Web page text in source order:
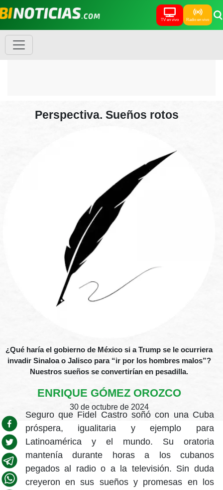
TV en vivo Radio en vivo
Perspectiva. Sueños rotos
¿Qué haría el gobierno de México si a Trump se le ocurriera
invadir Sinaloa o Jalisco para “ir por los hombres malos”?
Nuestros sueños se convertirían en pesadilla.
ENRIQUE GÓMEZ OROZCO
30 de octubre de 2024
Seguro que Fidel Castro soñó con una Cuba
próspera, igualitaria y ejemplo para
Latinoamérica y el mundo. Su oratoria
mantenía durante horas a los cubanos
pegados al radio o a la televisión. Sin duda
creyeron en sus sueños y promesas en los